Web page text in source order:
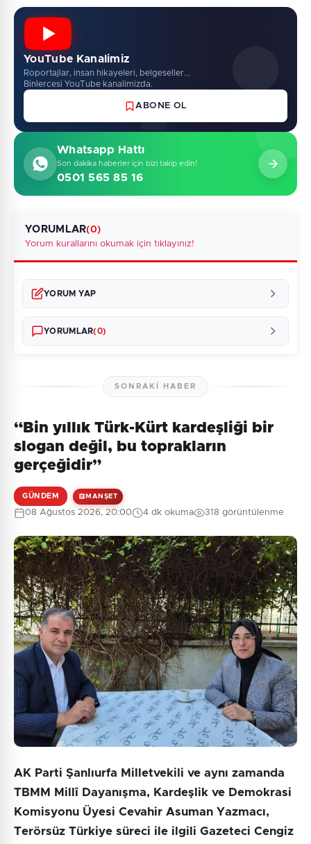
YouTube Kanalimiz
Roportajlar, insan hikayeleri, belgeseller...
Binlercesi YouTube kanalimizda.
ABONE OL
Whatsapp Hattı
Son dakika haberler için bizi takip edin!
0501 565 85 16
YORUMLAR(0)
Yorum kurallarını okumak için tıklayınız!
YORUM YAP
Güvenlik Sorusu:
3 + 7 = ?
Gönder
YORUMLAR(0)
Henüz yorum yapılmamış. İlk yorumu siz yapın!
SONRAKI HABER
“Bin yıllık Türk-Kürt kardeşliği bir
slogan değil, bu toprakların
gerçeğidir”
GÜNDEM MANŞET
08 Ağustos 2026, 20:00 4 dk okuma 318 görüntülenme
AK Parti Şanlıurfa Milletvekili ve aynı zamanda
TBMM Millî Dayanışma, Kardeşlik ve Demokrasi
Komisyonu Üyesi Cevahir Asuman Yazmacı,
Terörsüz Türkiye süreci ile ilgili Gazeteci Cengiz